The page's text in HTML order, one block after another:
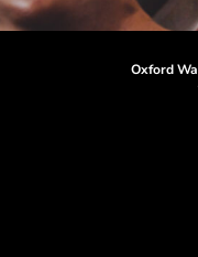
Oxford